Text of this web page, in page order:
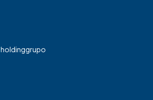
holdinggrupo